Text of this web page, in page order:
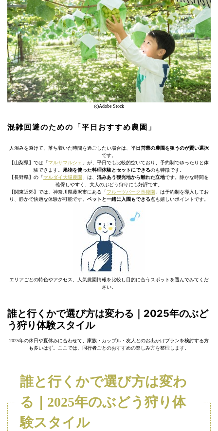
(c)Adobe Stock
混雑回避のための「平日おすすめ農園」
人混みを避けて、落ち着いた時間を過ごしたい場合は、 平日営業の農園を狙うのが賢い選択
です。
【山梨県】では「マルサマルシェ 」が、平日でも比較的空いており、予約制でゆったりと体
験できます。 果物を使った料理体験とセットにできるのも特徴です。
【長野県】の「マルダイ大場農園 」は、 混みあう観光地から離れた立地です。静かな時間を
確保しやすく、大人のぶどう狩りにも好評です。
【関東近郊】では、神奈川県藤沢市にある「フルーツパーク長後園 」は予約制を導入してお
り、静かで快適な体験が可能です。 ペットと一緒に入園もできる点も嬉しいポイントです。
エリアごとの特色やアクセス、人気農園情報を比較し目的に合うスポットを選んでみてくだ
さい。
誰と行くかで選び方は変わる｜2025年のぶど
う狩り体験スタイル
2025年の休日や夏休みに合わせて、家族・カップル・友人とのお出かけプランを検討する方
も多いはず。ここでは、同行者ごとのおすすめの楽しみ方を整理します。
誰と行くかで選び方は変わ
る｜2025年のぶどう狩り体
験スタイル